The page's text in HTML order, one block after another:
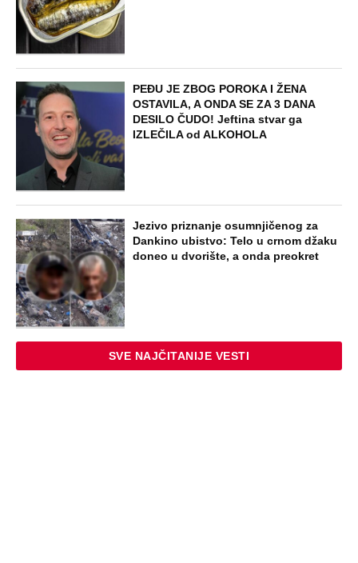
PEĐU JE ZBOG POROKA I ŽENA
OSTAVILA, A ONDA SE ZA 3 DANA
DESILO ČUDO! Jeftina stvar ga
IZLEČILA od ALKOHOLA
Jezivo priznanje osumnjičenog za
Dankino ubistvo: Telo u crnom džaku
doneo u dvorište, a onda preokret
SVE NAJČITANIJE VESTI